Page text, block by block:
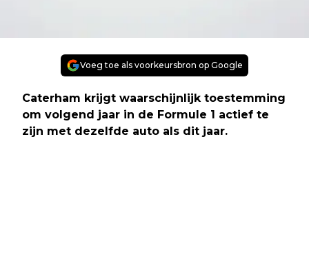
Voeg toe als voorkeursbron op Google
Caterham krijgt waarschijnlijk toestemming
om volgend jaar in de Formule 1 actief te
zijn met dezelfde auto als dit jaar.